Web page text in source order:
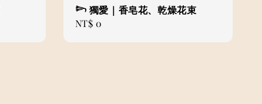
𓆸 獨愛｜香皂花、乾燥花束
Regular
NT$ 0